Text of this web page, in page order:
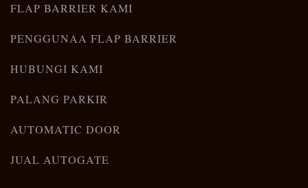
FLAP BARRIER KAMI
PENGGUNAA FLAP BARRIER
HUBUNGI KAMI
PALANG PARKIR
AUTOMATIC DOOR
JUAL AUTOGATE